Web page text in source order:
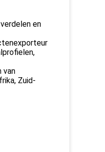
en
van
Zuid-